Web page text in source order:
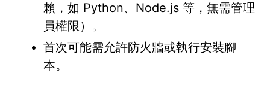
賴，如 Python、Node.js 等，無需管理
員權限）。
首次可能需允許防火牆或執行安裝腳
本。